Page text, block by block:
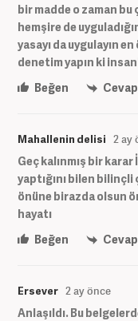
bir madde o zaman
hemşire de
yasayı da uygulayın
denetim yapın ki
Beğen
Mahallenin delisi 2 ay
Geç kalınmış bir
yaptığını bilen bilinçli
önüne birazda olsun
hayatı
Beğen
Ersever 2 ay önce
Anlaşıldı. Bu